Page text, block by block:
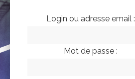
Login ou adresse email :
Mot de passe :